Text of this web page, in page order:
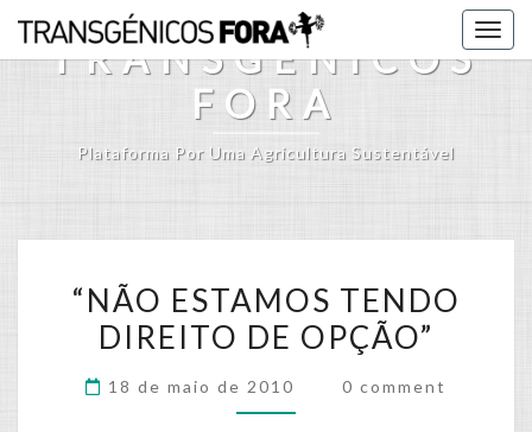
Skip
contentTRANSGÉNICOS
FORA
Plataforma Por Uma Agricultura Sustentável
ESTAMOS
TENDO
“NÃO ESTAMOS TENDO
DIREITO DE OPÇÃO”
18 de maio de 2010 Comments
0 comment